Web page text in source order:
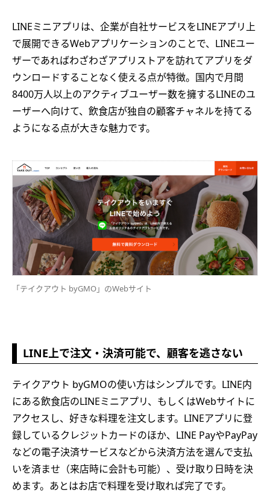
LINEミニアプリは、企業が自社サービスをLINEアプリ上
で展開できるWebアプリケーションのことで、LINEユー
ザーであればわざわざアプリストアを訪れてアプリをダ
ウンロードすることなく使える点が特徴。国内で月間
8400万人以上のアクティブユーザー数を擁するLINEのユ
ーザーへ向けて、飲食店が独自の顧客チャネルを持てる
ようになる点が大きな魅力です。
「テイクアウト byGMO」のWebサイト
LINE上で注文・決済可能で、顧客を逃さない
テイクアウト byGMOの使い方はシンプルです。LINE内
にある飲食店のLINEミニアプリ、もしくはWebサイトに
アクセスし、好きな料理を注文します。LINEアプリに登
録しているクレジットカードのほか、LINE PayやPayPay
などの電子決済サービスなどから決済方法を選んで支払
いを済ませ（来店時に会計も可能）、受け取り日時を決
めます。あとはお店で料理を受け取れば完了です。